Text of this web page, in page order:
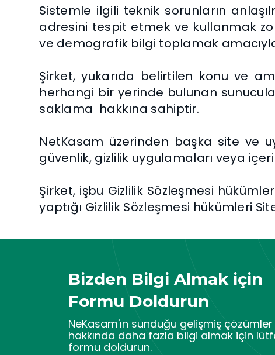
Sistemle ilgili teknik sorunların
adresini tespit etmek ve kullanmak
ve demografik bilgi toplamak
Şirket, yukarıda belirtilen konu ve
herhangi bir yerinde bulunan
saklama hakkına sahiptir.
NetKasam üzerinden başka site ve
güvenlik, gizlilik uygulamaları veya
Şirket, işbu Gizlilik Sözleşmesi
yaptığı Gizlilik Sözleşmesi hükümleri
Bizden Bilgi Almak için
Formu Doldurun
NeKasam'ın sunduğu gelişmiş çözümler
hakkında daha fazla bilgi almak için
formu doldurun.